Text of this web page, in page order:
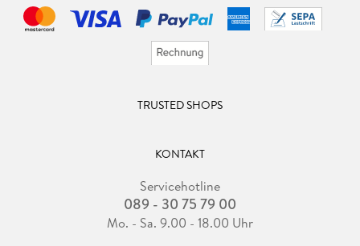
TRUSTED SHOPS
KONTAKT
Servicehotline
089 - 30 75 79 00
Mo. - Sa. 9.00 - 18.00 Uhr